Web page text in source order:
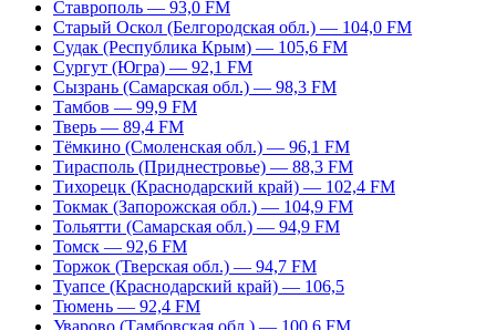
Ставрополь — 93,0 FM
Старый Оскол (Белгородская обл.) — 104,0 FM
Судак (Республика Крым) — 105,6 FM
Сургут (Югра) — 92,1 FM
Сызрань (Самарская обл.) — 98,3 FM
Тамбов — 99,9 FM
Тверь — 89,4 FM
Тёмкино (Смоленская обл.) — 96,1 FM
Тирасполь (Приднестровье) — 88,3 FM
Тихорецк (Краснодарский край) — 102,4 FM
Токмак (Запорожская обл.) — 104,9 FM
Тольятти (Самарская обл.) — 94,9 FM
Томск — 92,6 FM
Торжок (Тверская обл.) — 94,7 FM
Туапсе (Краснодарский край) — 106,5
Тюмень — 92,4 FM
Уварово (Тамбовская обл.) — 100,6 FM